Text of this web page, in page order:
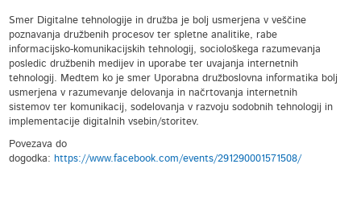
Smer Digitalne tehnologije in družba je bolj usmerjena v veščine
poznavanja družbenih procesov ter spletne analitike, rabe
informacijsko-komunikacijskih tehnologij, sociološkega razumevanja
posledic družbenih medijev in uporabe ter uvajanja internetnih
tehnologij. Medtem ko je smer Uporabna družboslovna informatika bolj
usmerjena v razumevanje delovanja in načrtovanja internetnih
sistemov ter komunikacij, sodelovanja v razvoju sodobnih tehnologij in
implementacije digitalnih vsebin/storitev.
Povezava do
dogodka: https://www.facebook.com/events/291290001571508/